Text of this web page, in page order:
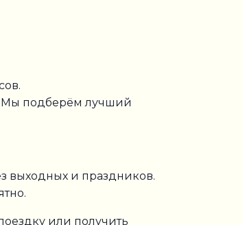
Мы подберём лучший
выходных и праздников.
или получить